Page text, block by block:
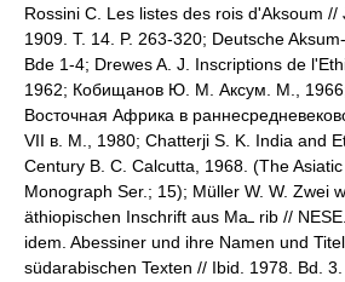
Rossini C. Les listes des rois d'Aksoum //
1909. T. 14. P. 263-320; Deutsche
Bde 1-4; Drewes A. J. Inscriptions de
1962; Кобищанов Ю. М. Аксум. М.,
Восточная Африка в
VII в. М., 1980; Chatterji S. K. India and
Century B. C. Calcutta, 1968. (The
Monograph Ser.; 15); Müller W. W. Zwei
äthiopischen Inschrift aus Ma
rib //
idem. Abessiner und ihre Namen und
südarabischen Texten // Ibid. 1978. Bd.